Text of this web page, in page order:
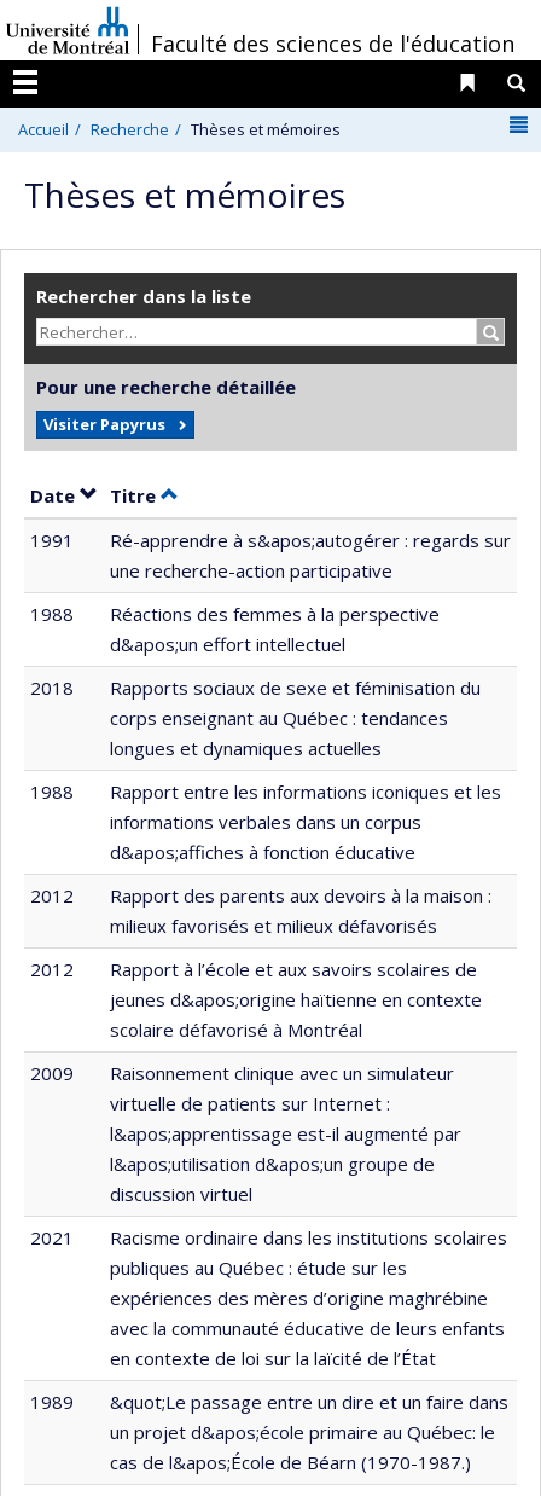
au
contenu
/Faculté des sciences de l'éducation
Menu
Liens
Accueil Recherche Thèses et mémoires
Thèses et mémoires
Rechercher dans la liste
Pour une recherche détaillée
Visiter Papyrus
Date Trier par date en ordre décroissant
Titre Trier par titre en ordre décroissant
1991
Ré-apprendre à s&apos;autogérer : regards sur
une recherche-action participative
1988
Réactions des femmes à la perspective
d&apos;un effort intellectuel
2018
Rapports sociaux de sexe et féminisation du
corps enseignant au Québec : tendances
longues et dynamiques actuelles
1988
Rapport entre les informations iconiques et les
informations verbales dans un corpus
d&apos;affiches à fonction éducative
2012
Rapport des parents aux devoirs à la maison :
milieux favorisés et milieux défavorisés
2012
Rapport à l’école et aux savoirs scolaires de
jeunes d&apos;origine haïtienne en contexte
scolaire défavorisé à Montréal
2009
Raisonnement clinique avec un simulateur
virtuelle de patients sur Internet :
l&apos;apprentissage est-il augmenté par
l&apos;utilisation d&apos;un groupe de
discussion virtuel
2021
Racisme ordinaire dans les institutions scolaires
publiques au Québec : étude sur les
expériences des mères d’origine maghrébine
avec la communauté éducative de leurs enfants
en contexte de loi sur la laïcité de l’État
1989
&quot;Le passage entre un dire et un faire dans
un projet d&apos;école primaire au Québec: le
cas de l&apos;École de Béarn (1970-1987.)